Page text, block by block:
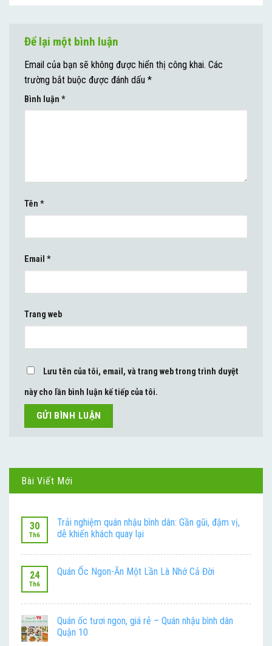
Để lại một bình luận
Email của bạn sẽ không được hiển thị công khai. Các
trường bắt buộc được đánh dấu *
Bình luận *
Tên *
Email *
Trang web
Lưu tên của tôi, email, và trang web trong trình duyệt
này cho lần bình luận kế tiếp của tôi.
Bài Viết Mới
30
Th6
Trải nghiệm quán nhậu bình dân: Gần gũi, đậm vị,
dễ khiến khách quay lại
24
Th6
Quán Ốc Ngon-Ăn Một Lần Là Nhớ Cả Đời
Quán ốc tươi ngon, giá rẻ – Quán nhậu bình dân
Quận 10